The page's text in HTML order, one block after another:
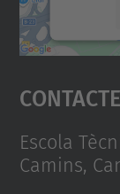
Contacte
Escola
Camins,